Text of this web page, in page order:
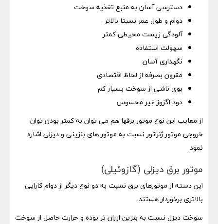
دسترسی آسان به منبع تغذیه سوخت
دوام و طول عمر نسبتا بالاتر
آلودگی زیست محیطی کمتر
سهولت استفاده
نگهداری آسان
مقرون بصرفه از لحاظ اقتصادی
بوی ناشی از سوخت بسیار کم
دود اگزوز غیر محسوس
از معایب این نوع موتور برقها هم می توان به کمتر بودن توان
خروجی موتور ژنراتور نسبت به موتور های بنزینی و دیزلی اشاره
نمود.
موتور برق دیزلی (گازوئیلی)
این دسته از موتورهای برق نسبت به دو نوع دیگر از دوام کارایی
بالاتری برخوردار هستند.
سوخت دیزل نسبت به بنزین ارزان تر بوده و حرارت حاصل از سوخت